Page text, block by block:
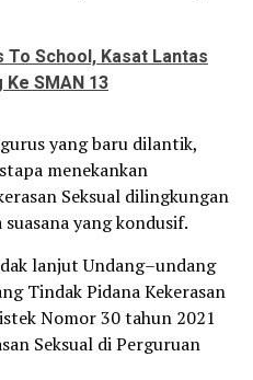
To School, Kasat Lantas
SMAN 13
yang baru dilantik,
menekankan
Seksual dilingkungan
yang kondusif.
lanjut Undang–undang
Tindak Pidana Kekerasan
Nomor 30 tahun 2021
Seksual di Perguruan